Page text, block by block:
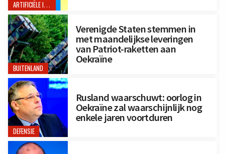
ARTIFICIËLE INTELLIGENTIE
BUITENLAND
Verenigde Staten stemmen in
met maandelijkse leveringen
van Patriot-raketten aan
Oekraïne
DEFENSIE
Rusland waarschuwt: oorlog in
Oekraïne zal waarschijnlijk nog
enkele jaren voortduren